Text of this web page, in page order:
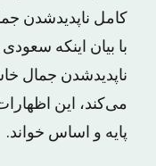
کامل ناپدیدشدن
با بیان اینکه
ناپدیدشدن جمال
می‌کند، این
پایه و اساس خواند.